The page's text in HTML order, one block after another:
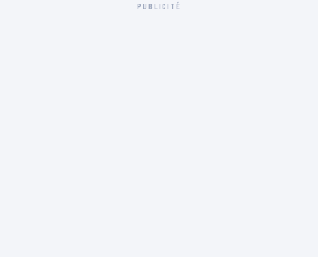
PUBLICITÉ